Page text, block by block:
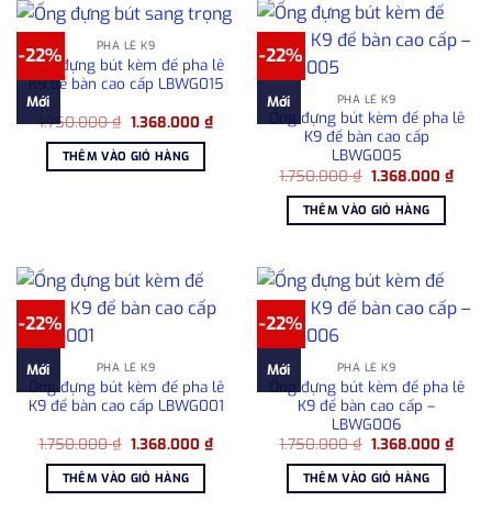
-22%
Mới
PHA LÊ K9
Ống đựng bút kèm đế pha lê
K9 để bàn cao cấp LBWG015
1.750.000₫ Giá
là:
1.750.000 ₫.
1.368.000 ₫Giá
hiện
1.368.000 ₫.
THÊM VÀO GIỎ HÀNG
-22%
Mới PHA LÊ K9
Ống đựng bút kèm đế pha lê
K9 để bàn cao cấp
LBWG005
1.750.000₫ Giá
là:
1.750.000 ₫.
1.368.000 ₫Giá
hiện
THÊM VÀO GIỎ HÀNG
-22%
Mới PHA LÊ K9
Ống đựng bút kèm đế pha lê
K9 để bàn cao cấp LBWG001
1.750.000₫ Giá
là:
1.750.000 ₫.
1.368.000 ₫Giá
hiện
1.368.000 ₫.
THÊM VÀO GIỎ HÀNG
-22%
Mới PHA LÊ K9
Ống đựng bút kèm đế pha lê
K9 để bàn cao cấp –
LBWG006
1.750.000₫ Giá
là:
1.750.000 ₫.
1.368.000 ₫Giá
hiện
THÊM VÀO GIỎ HÀNG